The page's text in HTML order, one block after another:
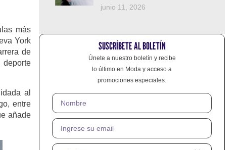
más
York
de
al
entre
añade
junio 11, 2026
SUSCRÍBETE AL BOLETÍN
Únete a nuestro boletín y recibe
lo último en Moda y acceso a
promociones especiales.